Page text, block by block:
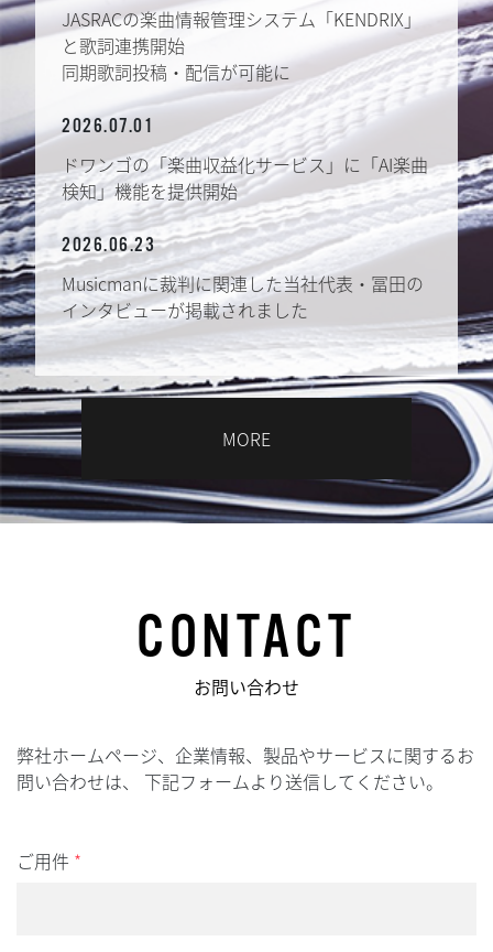
JASRACの楽曲情報管理システム「KENDRIX」
と歌詞連携開始
同期歌詞投稿・配信が可能に
2026.07.01
ドワンゴの「楽曲収益化サービス」に「AI楽曲
検知」機能を提供開始
2026.06.23
Musicmanに裁判に関連した当社代表・冨田の
インタビューが掲載されました
MORE
CONTACT
お問い合わせ
弊社ホームページ、企業情報、製品やサービスに関するお
問い合わせは、 下記フォームより送信してください。
ご用件 *